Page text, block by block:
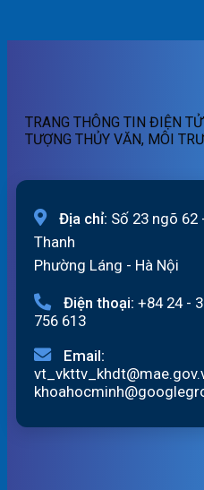
lũ
cảnh
ngày
07/8/
TRANG THÔNG TIN ĐIỆN
TƯỢNG THỦY VĂN, MÔI
Địa chỉ: Số 23 ngõ
Thanh
Phường Láng - Hà Nội
Điện thoại: +84 24 -
756 613
Email: